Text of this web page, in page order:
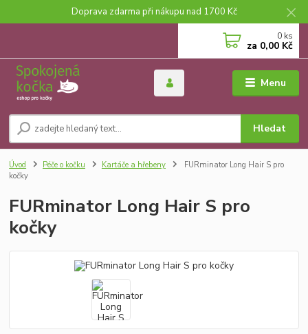
Doprava zdarma při nákupu nad 1700 Kč
Menu
Hledat
0 ks
za 0,00 Kč
Úvod Péče o kočku Kartáče a hřebeny
FURminator Long Hair S pro
kočky
FURminator Long Hair S pro
kočky